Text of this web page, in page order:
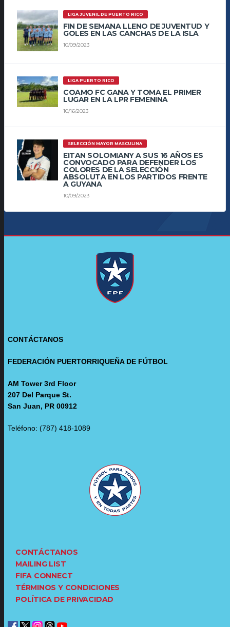
LIGA JUVENIL DE PUERTO RICO
FIN DE SEMANA LLENO DE JUVENTUD Y
GOLES EN LAS CANCHAS DE LA ISLA
10/09/2023
LIGA PUERTO RICO
COAMO FC GANA Y TOMA EL PRIMER
LUGAR EN LA LPR FEMENINA
10/16/2023
SELECCIÓN MAYOR MASCULINA
EITAN SOLOMIANY A SUS 16 AÑOS ES
CONVOCADO PARA DEFENDER LOS
COLORES DE LA SELECCIÓN
ABSOLUTA EN LOS PARTIDOS FRENTE
A GUYANA
10/09/2023
CONTÁCTANOS
FEDERACIÓN PUERTORRIQUEÑA DE FÚTBOL
AM Tower 3rd Floor
207 Del Parque St.
San Juan, PR 00912
Teléfono: (787) 418-1089
CONTÁCTANOS
MAILING LIST
FIFA CONNECT
TÉRMINOS Y CONDICIONES
POLÍTICA DE PRIVACIDAD